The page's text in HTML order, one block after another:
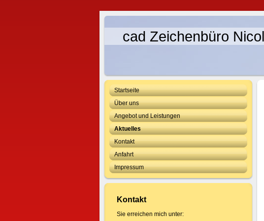
cad Zeichenbüro
Startseite
Über uns
Angebot und Leistungen
Aktuelles
Kontakt
Anfahrt
Impressum
Kontakt
Sie erreichen mich unter: